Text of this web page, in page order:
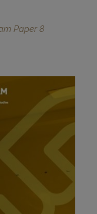
Paper 8